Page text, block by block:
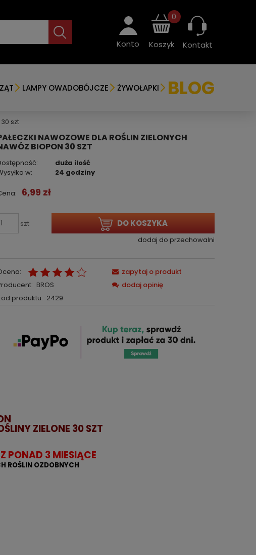
Konto Koszyk
0
Kontakt
LAMPY OWADOBÓJCZE ŻYWOŁAPKI BLOG
30 szt
NAWOZOWE DLA ROŚLIN ZIELONYCH
BIOPON 30 SZT
duża ilość
w:
24 godziny
6,99 zł
szt DO KOSZYKA
dodaj do przechowalni
BROS
produktu: 2429
zapytaj o produkt
dodaj opinię
ZIELONE 30 SZT
PONAD 3 MIESIĄCE
ROŚLIN OZDOBNYCH